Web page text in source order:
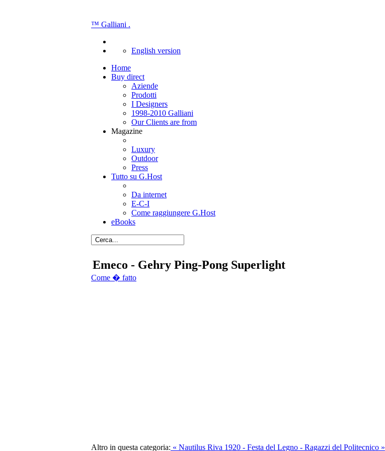
™ Galliani .
English version
Home
Buy direct
Aziende
Prodotti
I Designers
1998-2010 Galliani
Our Clients are from
Magazine
Luxury
Outdoor
Press
Tutto su G.Host
Da internet
E-C-I
Come raggiungere G.Host
eBooks
Emeco - Gehry Ping-Pong Superlight
Come � fatto
Altro in questa categoria: « Nautilus Riva 1920 - Festa del Legno - Ragazzi del Politecnico »